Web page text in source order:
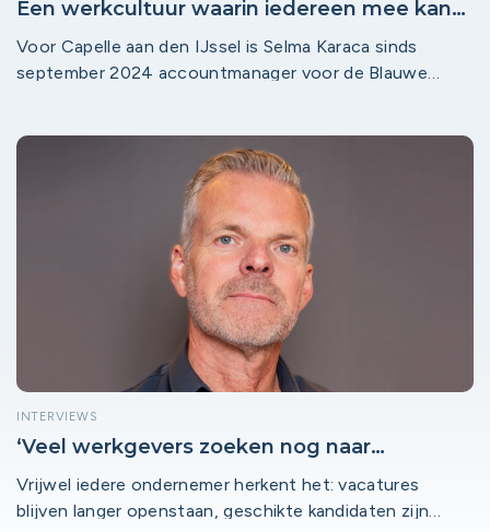
Een werkcultuur waarin iedereen mee kan
Capelle aan den IJssel
Voor Capelle aan den IJssel is Selma Karaca sinds
september 2024 accountmanager voor de Blauwe
arbeidsmarkt aan een duurzame plek binnen de
politieorganisatie. Haar missie? Talent zichtbaar maken
dat anders te makkelijk wordt gemist.
INTERVIEWS
‘Veel werkgevers zoeken nog naar
NLwerktaanwerk ondersteunt werkgevers
bij complexe arbeidsmarktvraagstukken
Vrijwel iedere ondernemer herkent het: vacatures
blijven langer openstaan, geschikte kandidaten zijn